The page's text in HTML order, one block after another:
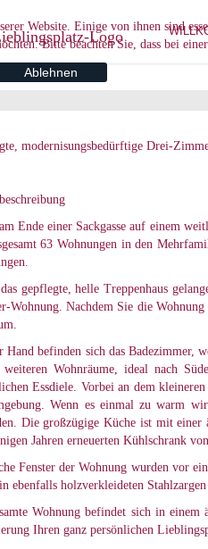
modernisungsbedürftige Drei-
Ende einer Sackgasse auf einem
63 Wohnungen in den
gepflegte, helle Treppenhaus
Wohnung. Nachdem Sie die
Hand befinden sich das Badezimmer,
weiteren Wohnräume, ideal nach
Essdiele. Vorbei an dem
Wenn es einmal zu warm
Die großzügige Küche ist mit einer
Jahren erneuerten Kühlschrank
Fenster der Wohnung wurden vor
ebenfalls holzverkleideten
Wohnung befindet sich in einem
Ihren ganz persönlichen
Website. Einige von ihnen sind
Bitte beachten Sie, dass bei
Ablehnen